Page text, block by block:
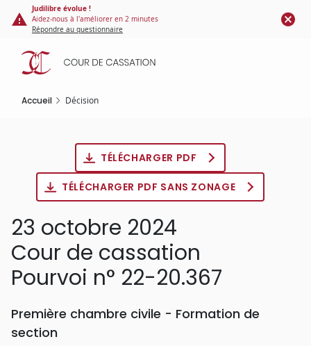
Panneau de gestion des cookies
contenu
principal
Judilibre évolue !
Aidez-nous à l'améliorer en 2 minutes
Répondre au questionnaire
Accueil Décision
TÉLÉCHARGER PDF
TÉLÉCHARGER PDF SANS ZONAGE
23 octobre 2024
Cour de cassation
Pourvoi n° 22-20.367
Première chambre civile - Formation de
section